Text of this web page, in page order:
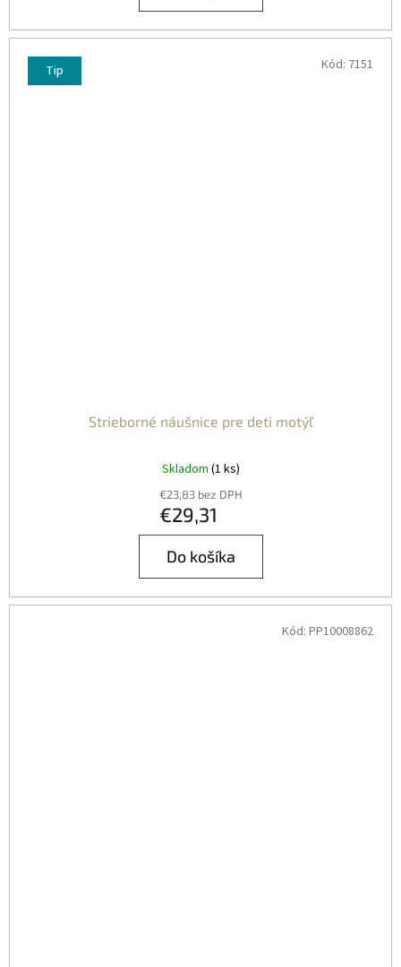
Tip
Strieborné náušnice pre deti motýľ
Skladom (1 ks)
€23,83 bez DPH
€29,31
Do košíka
Kód: 7151
Kód: PP10008862